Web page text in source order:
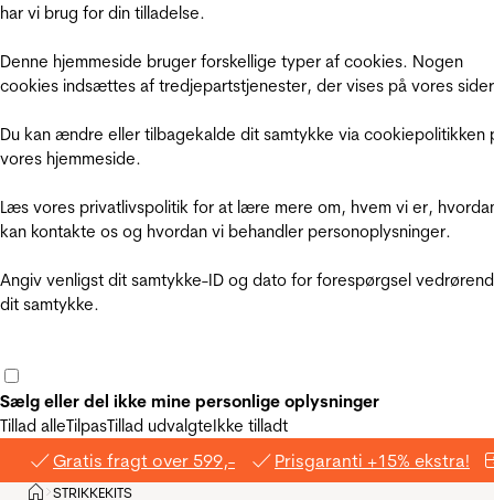
har vi brug for din tilladelse.
Denne hjemmeside bruger forskellige typer af cookies. Nogen
cookies indsættes af tredjepartstjenester, der vises på vores
Du kan ændre eller tilbagekalde dit samtykke via cookiepolitikken
vores hjemmeside.
Læs vores privatlivspolitik for at lære mere om, hvem vi er,
kan kontakte os og hvordan vi behandler personoplysninger.
Angiv venligst dit samtykke-ID og dato for forespørgsel
dit samtykke.
Sælg eller del ikke mine personlige oplysninger
Tillad alleTilpasTillad udvalgteIkke tilladt
Gratis fragt over 599,- Prisgaranti +15% ekstra!
Hjem
>STRIKKEKITS